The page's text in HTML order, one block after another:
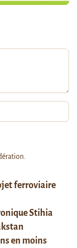
ferroviaire
Stihia
en moins